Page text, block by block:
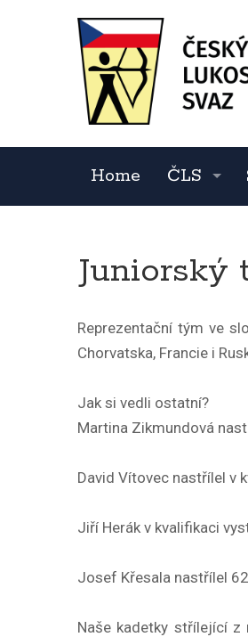
Home ČLS
Juniorský
Reprezentační tým ve
Chorvatska, Francie i
Jak si vedli ostatní?
Martina Zikmundová
David Vítovec nastřílel v
Jiří Herák v kvalifikaci
Josef Křesala nastřílel
Naše kadetky střílející z